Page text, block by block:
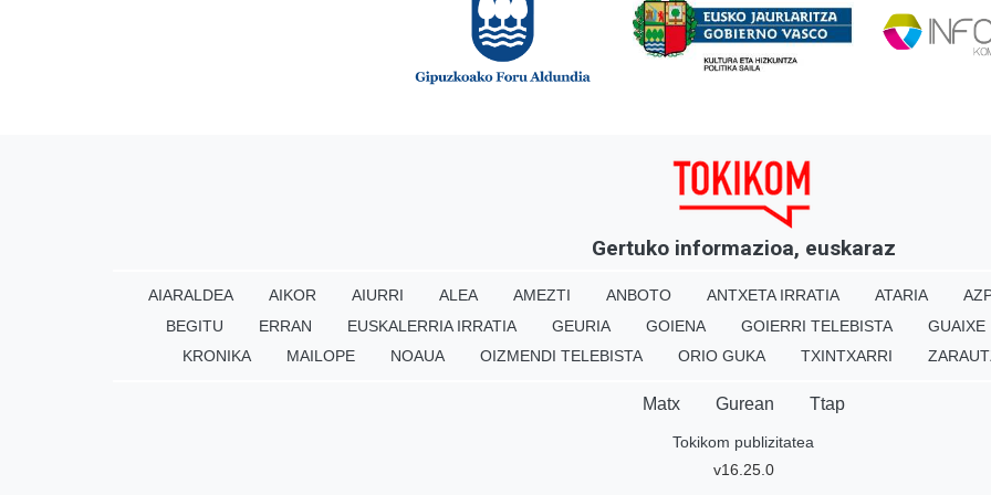
Gertuko informazioa, euskaraz
AIARALDEA AIKOR AIURRI ALEA AMEZTI ANBOTO ANTXETA IRRATIA ATARIA
BEGITU
ERRAN EUSKALERRIA IRRATIA GEURIA GOIENA GOIERRI TELEBISTA
GUAIXE
KRONIKA
MAILOPE NOAUA OIZMENDI TELEBISTA ORIO GUKA TXINTXARRI
Matx Gurean Ttap
Tokikom publizitatea
v16.25.0